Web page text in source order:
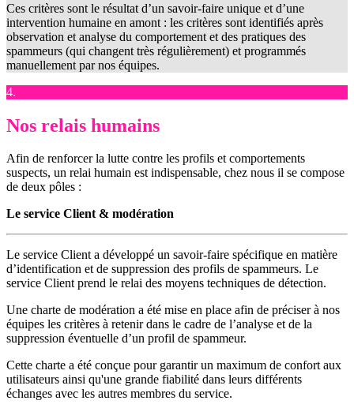
Ces critères sont le résultat d’un savoir-faire unique et d’une
intervention humaine en amont : les critères sont identifiés après
observation et analyse du comportement et des pratiques des
spammeurs (qui changent très régulièrement) et programmés
manuellement par nos équipes.
4.
Nos relais humains
Afin de renforcer la lutte contre les profils et comportements
suspects, un relai humain est indispensable, chez nous il se compose
de deux pôles :
Le service Client & modération
Le service Client a développé un savoir-faire spécifique en matière
d’identification et de suppression des profils de spammeurs. Le
service Client prend le relai des moyens techniques de détection.
Une charte de modération a été mise en place afin de préciser à nos
équipes les critères à retenir dans le cadre de l’analyse et de la
suppression éventuelle d’un profil de spammeur.
Cette charte a été conçue pour garantir un maximum de confort aux
utilisateurs ainsi qu'une grande fiabilité dans leurs différents
échanges avec les autres membres du service.